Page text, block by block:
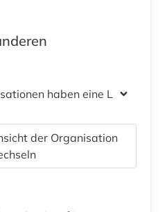
haben eine Lizenz
der Organisation